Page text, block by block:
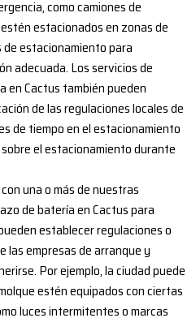
como camiones de
estacionados en zonas de
estacionamiento para
adecuada. Los servicios de
en Cactus también pueden
de las regulaciones locales de
de tiempo en el estacionamiento
el estacionamiento durante
una o más de nuestras
de batería en Cactus para
establecer regulaciones o
las empresas de arranque y
Por ejemplo, la ciudad puede
estén equipados con ciertas
luces intermitentes o marcas